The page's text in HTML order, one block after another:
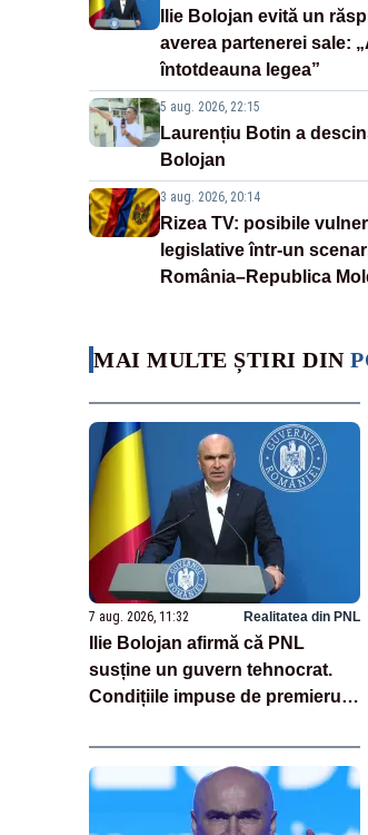
Ilie Bolojan evită un
averea partenerei sale:
întotdeauna legea”
5 aug. 2026, 22:15
Laurențiu Botin a
Bolojan
3 aug. 2026, 20:14
Rizea TV: posibile
legislative într-un
România–Republica
MAI MULTE ȘTIRI DIN
7 aug. 2026, 11:32 Realitatea din PNL
Ilie Bolojan afirmă că PNL
susține un guvern tehnocrat.
Condițiile impuse de premierul